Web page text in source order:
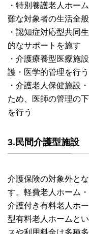
・特別養護老人ホー
難な対象者の生活全
・認知症対応型共同
的なサポートを施す
・介護療養型医療施
護・医学的管理を行う
・介護老人保健施設
ため、医師の管理の
を行う
3.民間介護型施設
介護保険の対象外と
す。軽費老人ホーム
介護付き有料老人ホ
型有料老人ホームと
スや利用料金は多種多